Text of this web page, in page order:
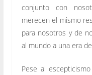
conjunto con
merecen el mismo
para nosotros y de
al mundo a una era
Pese al